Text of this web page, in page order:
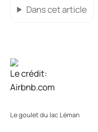
Dans cet article
Le crédit:
Airbnb.com
Le goulet du lac Léman